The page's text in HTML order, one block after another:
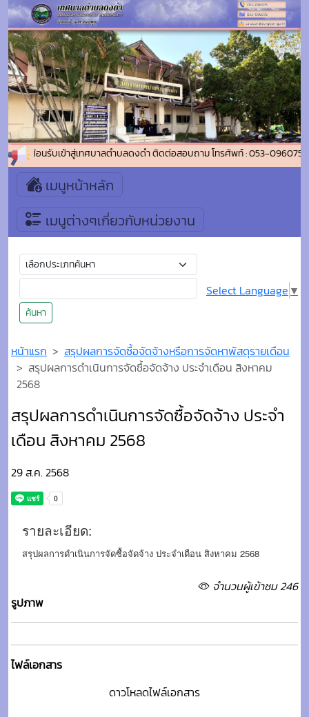
ยินดีต้อนรับเข้าสู่เทศบาลตำบลดงดำ ติดต่อสอบถาม โทรศัพท์ : 053-096075 โ
เมนูหน้าหลัก
เมนูต่างๆเกี่ยวกับหน่วยงาน
ค้นหา
Select Language ▼
หน้าแรก
สรุปผลการจัดซื้อจัดจ้างหรือการจัดหาพัสดุรายเดือน
สรุปผลการดำเนินการจัดซื้อจัดจ้าง ประจำเดือน สิงหาคม
2568
สรุปผลการดำเนินการจัดซื้อจัดจ้าง ประจำ
เดือน สิงหาคม 2568
29 ส.ค. 2568
รายละเอียด:
สรุปผลการดำเนินการจัดซื้อจัดจ้าง ประจำเดือน สิงหาคม 2568
จำนวนผู้เข้าชม 246
รูปภาพ
ไฟล์เอกสาร
ดาวโหลดไฟล์เอกสาร